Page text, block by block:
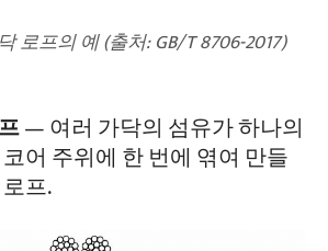
로프의 예 (출처: GB/T 8706-2017)
— 여러 가닥의 섬유가 하나의
어 주위에 한 번에 엮여 만들
프.